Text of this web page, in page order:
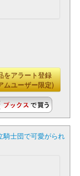
をアラート登録
ムユーザー限定)
騎士団で可愛がられ